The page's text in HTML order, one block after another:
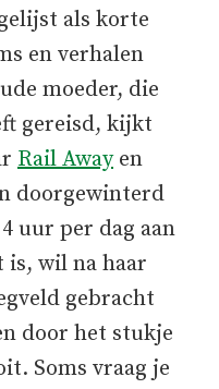
als korte
en verhalen
moeder, die
gereisd, kijkt
Rail Awayen
doorgewinterd
uur per dag aan
wil na haar
gebracht
door het stukje
Soms vraag je